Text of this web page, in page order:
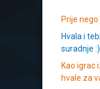
Prije
Hvala i
suradnje
Kao igrac
hvale za